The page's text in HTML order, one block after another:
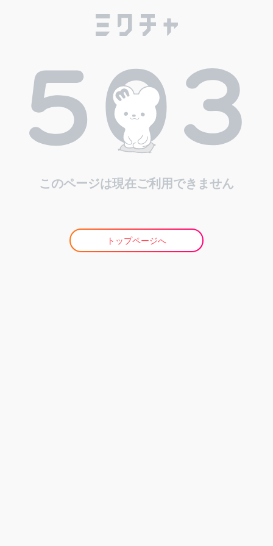
このページは現在ご利用できません